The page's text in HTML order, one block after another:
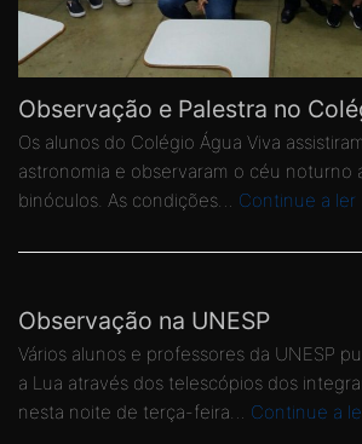
Observação e Palestra no
Os alunos do Colégio Água Viva
astronomia e observaram o céu noturno
binóculos. As condições… Continue a ler
Observação na UNESP
Vários alunos e professores da UNESP
a Lua através dos telescópios dos
nesta noite de terça-feira… Continue a